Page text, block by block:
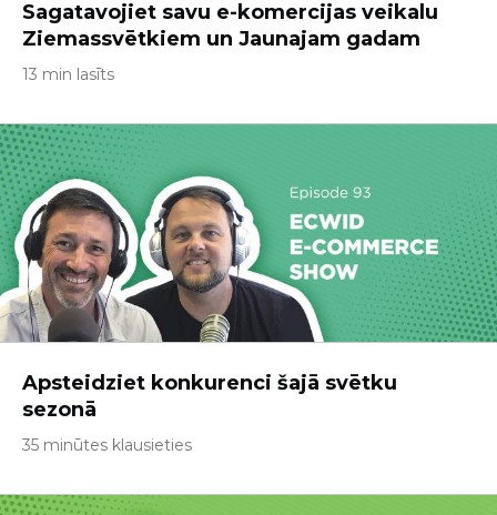
Sagatavojiet savu e-komercijas veikalu
Ziemassvētkiem un Jaunajam gadam
13 min lasīts
Apsteidziet konkurenci šajā svētku
sezonā
35 minūtes klausieties